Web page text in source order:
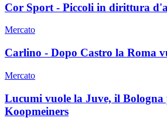
Cor Sport - Piccoli in dirittura
Mercato
Carlino - Dopo Castro la Roma
Mercato
Lucumi vuole la Juve, il Bologna
Koopmeiners